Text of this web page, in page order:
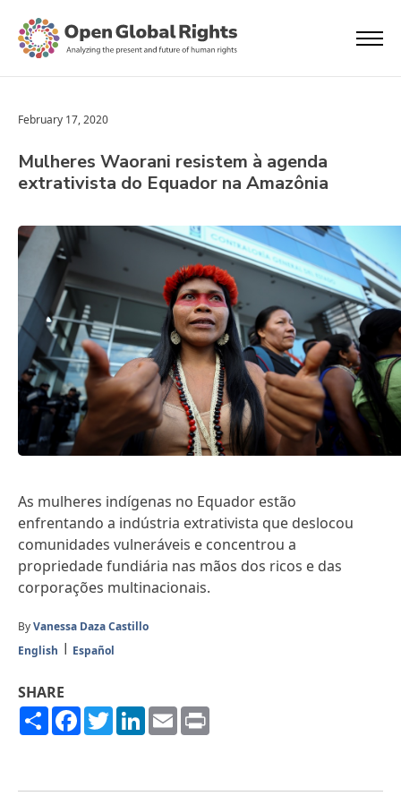
February 17, 2020
Mulheres Waorani resistem à agenda
extrativista do Equador na Amazônia
As mulheres indígenas no Equador estão
enfrentando a indústria extrativista que deslocou
comunidades vulneráveis e concentrou a
propriedade fundiária nas mãos dos ricos e das
corporações multinacionais.
ByVanessa Daza Castillo
English
Español
SHARE
ShareFacebook
TwitterLinkedIn
Email